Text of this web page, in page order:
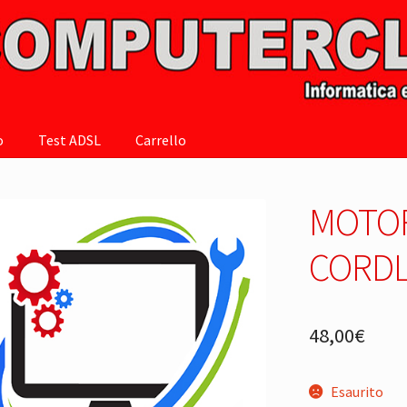
Test ADSL Carrello
48,00€
Esaurito